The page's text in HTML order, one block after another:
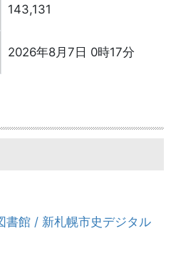
143,131
2026年8月7日 0時17分
書館 / 新札幌市史デジタル